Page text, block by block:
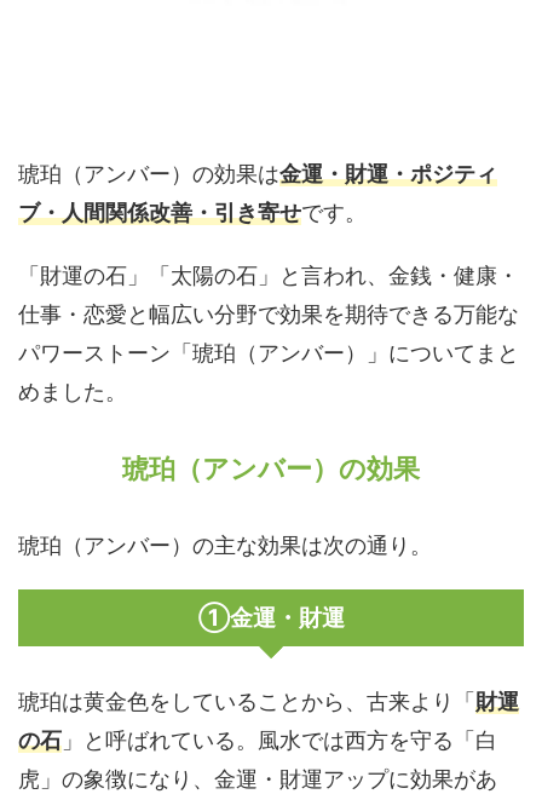
琥珀（アンバー）の効果は金運・財運・ポジティ
ブ・人間関係改善・引き寄せです。
「財運の石」「太陽の石」と言われ、金銭・健康・
仕事・恋愛と幅広い分野で効果を期待できる万能な
パワーストーン「琥珀（アンバー）」についてまと
めました。
琥珀（アンバー）の効果
琥珀（アンバー）の主な効果は次の通り。
①金運・財運
琥珀は黄金色をしていることから、古来より「 財運
の石 」と呼ばれている。風水では西方を守る「白
虎」の象徴になり、金運・財運アップに効果があ